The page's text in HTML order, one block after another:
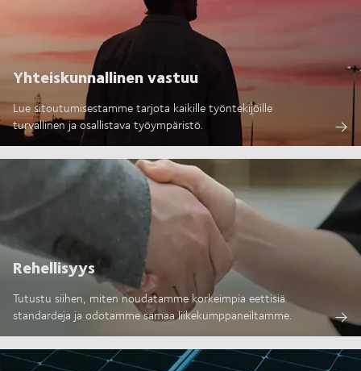
Yhteiskunnallinen vastuu
Lue sitoutumisestamme tarjota kaikille työntekijöille
turvallinen ja osallistava työympäristö.
Rehellisyys
Tutustu siihen, miten noudatamme korkeimpia eettisiä
standardeja ja odotamme samaa liikekumppaneiltamme.